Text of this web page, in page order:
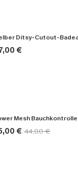
Ditsy-Cutout-
€
€ 44,00 €